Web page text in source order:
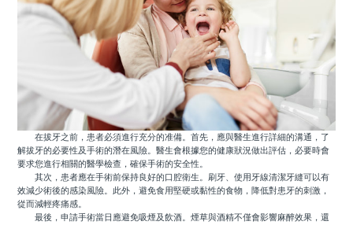
在拔牙之前，患者必須進行充分的准備。首先，應與醫生進行詳細的溝通，了
解拔牙的必要性及手術的潛在風險。醫生會根據您的健康狀況做出評估，必要時會
要求您進行相關的醫學檢查，確保手術的安全性。
其次，患者應在手術前保持良好的口腔衛生。刷牙、使用牙線清潔牙縫可以有
效減少術後的感染風險。此外，避免食用堅硬或黏性的食物，降低對患牙的刺激，
從而減輕疼痛感。
最後，申請手術當日應避免吸煙及飲酒。煙草與酒精不僅會影響麻醉效果，還